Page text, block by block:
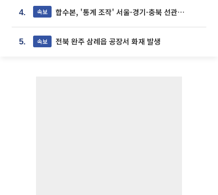
4. 속보 합수본, '통계 조작' 서울·경기·충북 선관위 등 추가 압수수색
5. 속보 전북 완주 삼례읍 공장서 화재 발생